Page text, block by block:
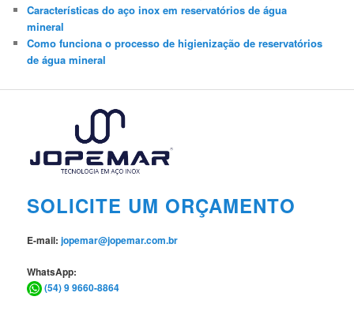
Características do aço inox em reservatórios de água
mineral
Como funciona o processo de higienização de reservatórios
de água mineral
SOLICITE UM ORÇAMENTO
E-mail:jopemar@jopemar.com.br
WhatsApp:
(54) 9 9660-8864